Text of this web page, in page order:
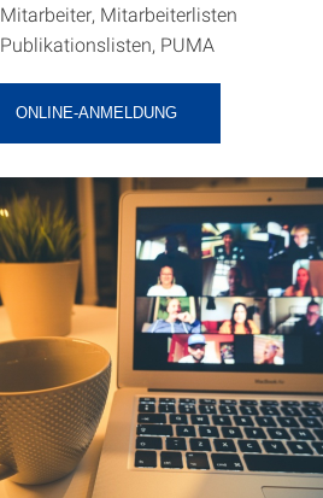
Mitarbeiter, Mitarbeiterlisten
Publikationslisten, PUMA
ONLINE-ANMELDUNG